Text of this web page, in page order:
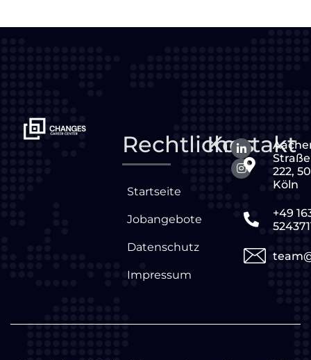
Rechtliches
Startseite
Jobangebote
Datenschutz
Impressum
Kontakt
Straße
222,
Köln
+49